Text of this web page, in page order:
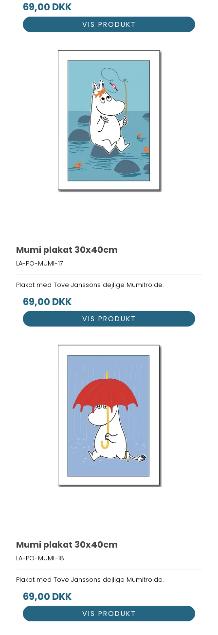
69,00 DKK
VIS PRODUKT
Mumi plakat 30x40cm
LA-PO-MUMI-17
Plakat med Tove Janssons dejlige Mumitrolde.
69,00 DKK
VIS PRODUKT
Mumi plakat 30x40cm
LA-PO-MUMI-18
Plakat med Tove Janssons dejlige Mumitrolde.
69,00 DKK
VIS PRODUKT